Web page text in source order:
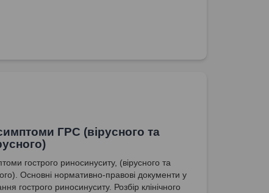
ГРС (вірусного та
гострого риносинуситу, (вірусного та
Основні нормативно-правові документи у
гострого риносинуситу. Розбір клінічного